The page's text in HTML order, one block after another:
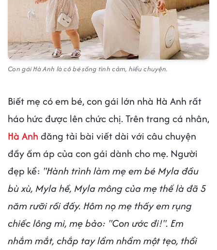
Con gái Hà Anh là cô bé sống tình cảm, hiểu chuyện.
Biết mẹ có em bé, con gái lớn nhà Hà Anh rất
háo hức được lên chức chị. Trên trang cá nhân,
Hà Anh đăng tải bài viết dài với câu chuyện
đầy ấm áp của con gái dành cho mẹ. Người
đẹp kể: "Hành trình làm mẹ em bé Myla đầu
bù xù, Myla hề, Myla mông của mẹ thế là đã 5
năm rưỡi rồi đấy. Hôm nọ mẹ thấy em rụng
chiếc lông mi, mẹ bảo: "Con ước đi!". Em
nhắm mắt, chắp tay lẩm nhẩm một tẹo, thổi